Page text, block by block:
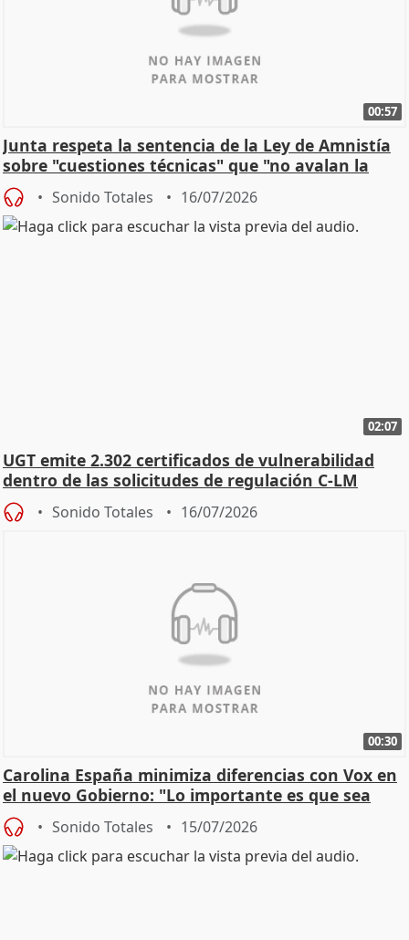
00:57
Junta respeta la sentencia de la Ley de Amnistía
sobre "cuestiones técnicas" que "no avalan la
const
Sonido Totales 16/07/2026
02:07
UGT emite 2.302 certificados de vulnerabilidad
dentro de las solicitudes de regulación C-LM
Sonido Totales 16/07/2026
00:30
Carolina España minimiza diferencias con Vox en
el nuevo Gobierno: "Lo importante es que sea
una leg
Sonido Totales 15/07/2026